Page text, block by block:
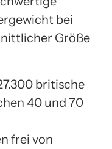
bei
Größe
britische
40 und 70
frei von